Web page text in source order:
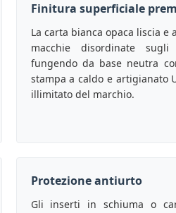
Finitura superficiale
La carta bianca opaca liscia e
macchie disordinate
fungendo da base neutra
stampa a caldo e artigianato
illimitato del marchio.
Protezione antiurto
Gli inserti in schiuma o